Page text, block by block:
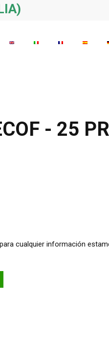
- 25
cualquier información